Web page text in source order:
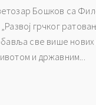
Бошков са
грчког
све више
и државним...